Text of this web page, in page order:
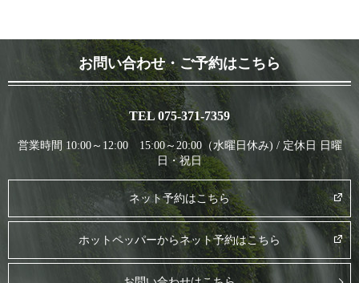
お問い合わせ・ご予約はこちら
TEL 075-371-7359
営業時間 10:00～12:00 15:00～20:00（水曜日休み) / 定休日 日曜
日・祝日
ネット予約はこちら
ホットペッパーからネット予約はこちら